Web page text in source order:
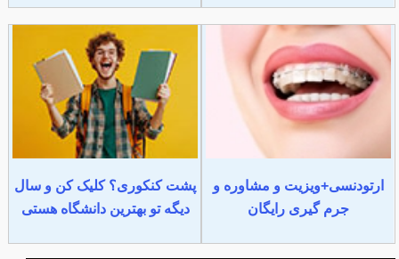
ارتودنسی+ویزیت و مشاوره و
جرم گیری رایگان
پشت کنکوری؟ کلیک کن و سال
دیگه تو بهترین دانشگاه هستی